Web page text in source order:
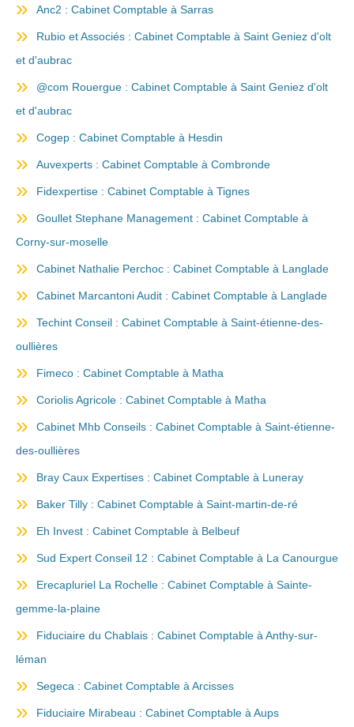
Anc2 : Cabinet Comptable à Sarras
Rubio et Associés : Cabinet Comptable à Saint Geniez d'olt
et d'aubrac
@com Rouergue : Cabinet Comptable à Saint Geniez d'olt
et d'aubrac
Cogep : Cabinet Comptable à Hesdin
Auvexperts : Cabinet Comptable à Combronde
Fidexpertise : Cabinet Comptable à Tignes
Goullet Stephane Management : Cabinet Comptable à
Corny-sur-moselle
Cabinet Nathalie Perchoc : Cabinet Comptable à Langlade
Cabinet Marcantoni Audit : Cabinet Comptable à Langlade
Techint Conseil : Cabinet Comptable à Saint-étienne-des-
oullières
Fimeco : Cabinet Comptable à Matha
Coriolis Agricole : Cabinet Comptable à Matha
Cabinet Mhb Conseils : Cabinet Comptable à Saint-étienne-
des-oullières
Bray Caux Expertises : Cabinet Comptable à Luneray
Baker Tilly : Cabinet Comptable à Saint-martin-de-ré
Eh Invest : Cabinet Comptable à Belbeuf
Sud Expert Conseil 12 : Cabinet Comptable à La Canourgue
Erecapluriel La Rochelle : Cabinet Comptable à Sainte-
gemme-la-plaine
Fiduciaire du Chablais : Cabinet Comptable à Anthy-sur-
léman
Segeca : Cabinet Comptable à Arcisses
Fiduciaire Mirabeau : Cabinet Comptable à Aups